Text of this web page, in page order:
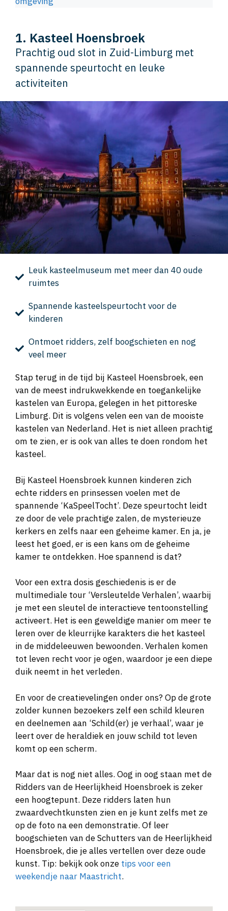
1. Kasteel Hoensbroek
Prachtig oud slot in Zuid-Limburg met
spannende speurtocht en leuke
activiteiten
Leuk kasteelmuseum met meer dan 40 oude
ruimtes
Spannende kasteelspeurtocht voor de
kinderen
Ontmoet ridders, zelf boogschieten en nog
veel meer
Stap terug in de tijd bij Kasteel Hoensbroek, een
van de meest indrukwekkende en toegankelijke
kastelen van Europa, gelegen in het pittoreske
Limburg. Dit is volgens velen een van de mooiste
kastelen van Nederland. Het is niet alleen prachtig
om te zien, er is ook van alles te doen rondom het
kasteel.
Bij Kasteel Hoensbroek kunnen kinderen zich
echte ridders en prinsessen voelen met de
spannende ‘KaSpeelTocht’. Deze speurtocht leidt
ze door de vele prachtige zalen, de mysterieuze
kerkers en zelfs naar een geheime kamer. En ja, je
leest het goed, er is een kans om de geheime
kamer te ontdekken. Hoe spannend is dat?
Voor een extra dosis geschiedenis is er de
multimediale tour ‘Versleutelde Verhalen’, waarbij
je met een sleutel de interactieve tentoonstelling
activeert. Het is een geweldige manier om meer te
leren over de kleurrijke karakters die het kasteel
in de middeleeuwen bewoonden. Verhalen komen
tot leven recht voor je ogen, waardoor je een diepe
duik neemt in het verleden.
En voor de creatievelingen onder ons? Op de grote
zolder kunnen bezoekers zelf een schild kleuren
en deelnemen aan ‘Schild(er) je verhaal’, waar je
leert over de heraldiek en jouw schild tot leven
komt op een scherm.
Maar dat is nog niet alles. Oog in oog staan met de
Ridders van de Heerlijkheid Hoensbroek is zeker
een hoogtepunt. Deze ridders laten hun
zwaardvechtkunsten zien en je kunt zelfs met ze
op de foto na een demonstratie. Of leer
boogschieten van de Schutters van de Heerlijkheid
Hoensbroek, die je alles vertellen over deze oude
kunst. Tip: bekijk ook onze tips voor een
weekendje naar Maastricht.